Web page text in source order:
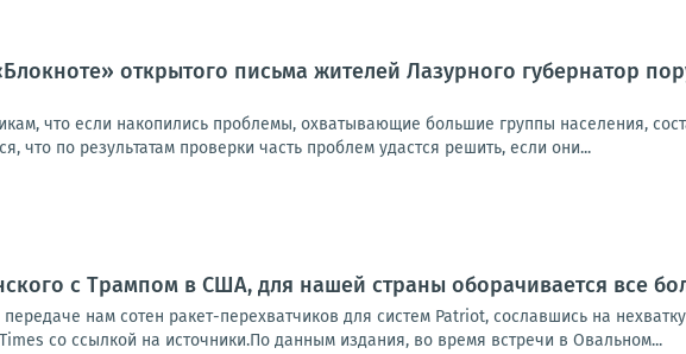
открытого письма жителей Лазурного губернатор
что если накопились проблемы, охватывающие большие группы населения,
что по результатам проверки часть проблем удастся решить, если они...
с Трампом в США, для нашей страны оборачивается все
нам сотен ракет-перехватчиков для систем Patriot, сославшись на
со ссылкой на источники.По данным издания, во время встречи в Овальном...